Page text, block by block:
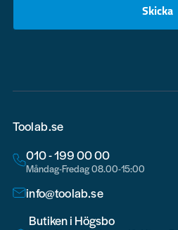
Skicka
Toolab.se
010 - 199 00 00
Måndag-Fredag 08.00-15:00
info@toolab.se
Butiken i Högsbo